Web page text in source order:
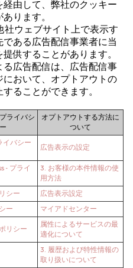
由して、弊社のクッキー
ります。
社ウェブサイト上で表示す
ある広告配信事業者に当
供することがあります。
広告配信は、広告配信事
おいて、オプトアウトの
ることができます。
ライバシ
オプトアウトする方法に
ついて
イバシー
広告表示の設定
- プライ
3. お客様の本件情報の使
用方法
シー
広告表示設定
ー マイアドセンター
リシー
属性によるサービスの最
適化について
3. 履歴および特性情報の
取り扱いについて